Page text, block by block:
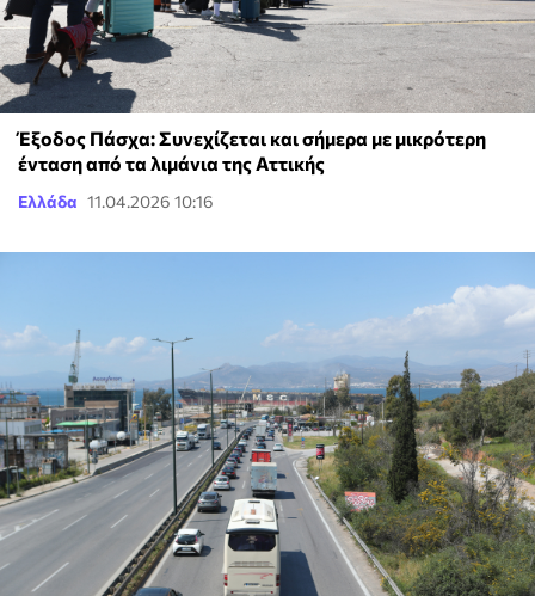
Έξοδος Πάσχα: Συνεχίζεται και σήμερα με μικρότερη
ένταση από τα λιμάνια της Αττικής
Ελλάδα 11.04.2026 10:16